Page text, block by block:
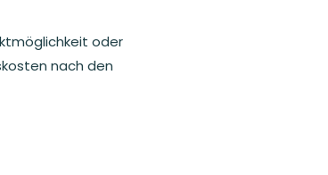
oder
nach den